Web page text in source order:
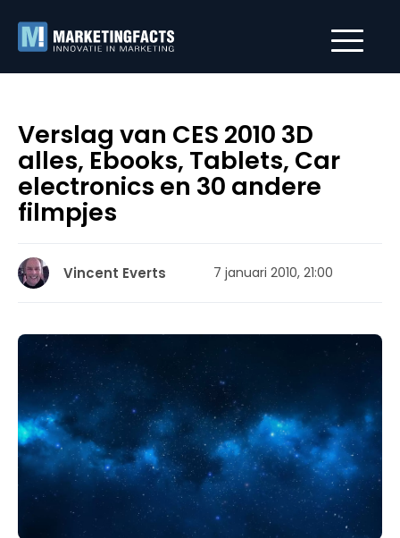
Verslag van CES 2010 3D
alles, Ebooks, Tablets, Car
electronics en 30 andere
filmpjes
Vincent Everts 7 januari 2010, 21:00